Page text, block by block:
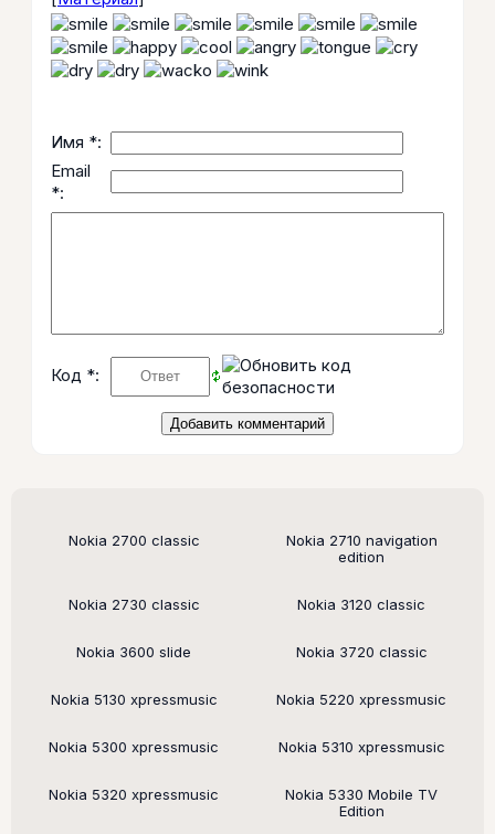
Имя *:
Email
*:
Код *:
Поддерживаемые модели
Nokia 2700 classic
Nokia 2710 navigation
edition
Nokia 2730 classic Nokia 3120 classic
Nokia 3600 slide Nokia 3720 classic
Nokia 5130 xpressmusic Nokia 5220 xpressmusic
Nokia 5300 xpressmusic Nokia 5310 xpressmusic
Nokia 5320 xpressmusic
Nokia 5330 Mobile TV
Edition